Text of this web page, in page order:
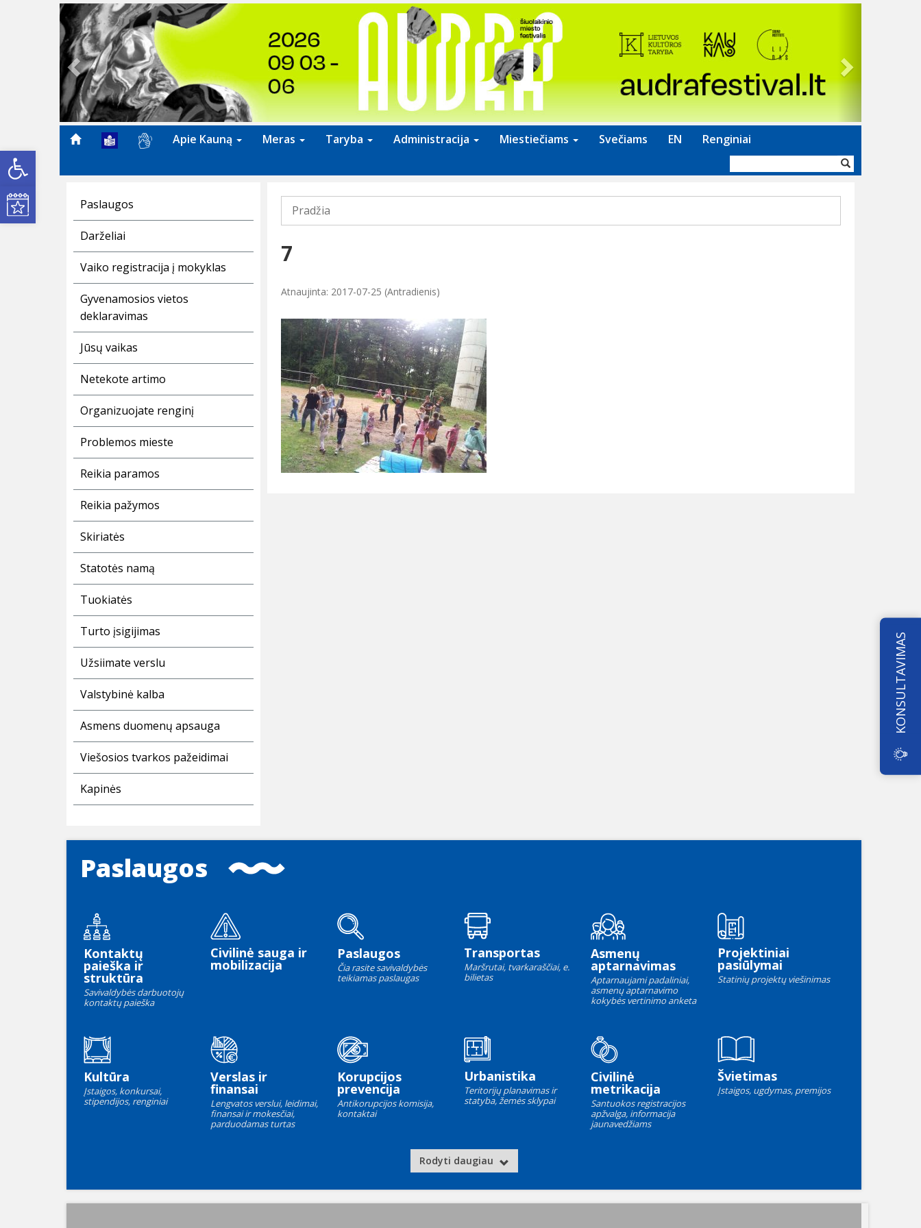
Open toolbar
Kultūros renginiai
Previous
Apie Kauną Meras Taryba Administracija Miestiečiams Svečiams EN Renginiai
forma
Paslaugos
Darželiai
Vaiko registracija į mokyklas
Gyvenamosios vietos
deklaravimas
Jūsų vaikas
Netekote artimo
Organizuojate renginį
Problemos mieste
Reikia paramos
Reikia pažymos
Skiriatės
Statotės namą
Tuokiatės
Turto įsigijimas
Užsiimate verslu
Valstybinė kalba
Asmens duomenų apsauga
Viešosios tvarkos pažeidimai
Kapinės
Pradžia
7
Atnaujinta: 2017-07-25 (Antradienis)
Paslaugos
Kontaktų
paieška ir
struktūra
Savivaldybės darbuotojų
kontaktų paieška
Civilinė sauga ir
mobilizacija
Paslaugos
Čia rasite savivaldybės
teikiamas paslaugas
Transportas
Maršrutai, tvarkaraščiai, e.
bilietas
Asmenų
aptarnavimas
Aptarnaujami padaliniai,
asmenų aptarnavimo
kokybės vertinimo anketa
Projektiniai
pasiūlymai
Statinių projektų viešinimas
Kultūra
Įstaigos, konkursai,
stipendijos, renginiai
Verslas ir
finansai
Lengvatos verslui, leidimai,
finansai ir mokesčiai,
parduodamas turtas
Korupcijos
prevencija
Antikorupcijos komisija,
kontaktai
Urbanistika
Teritorijų planavimas ir
statyba, žemės sklypai
Civilinė
metrikacija
Santuokos registracijos
apžvalga, informacija
jaunavedžiams
Švietimas
Įstaigos, ugdymas, premijos
Rodyti daugiau
KONSULTAVIMAS